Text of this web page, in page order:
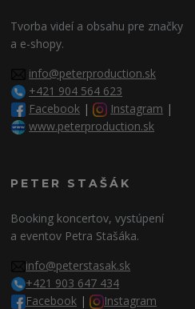
Tvorba videí a obsahu pre značky
a e-shopy.
info@peterproduction.sk
+421 904 564 623
Facebook | Instagram |
www.peterproduction.sk
PETER STAŠÁK
Booking koncertov, vystúpení
a eventov Petra Stašáka.
info@peterstasak.sk
+421 903 647 434
Facebook |
Instagram